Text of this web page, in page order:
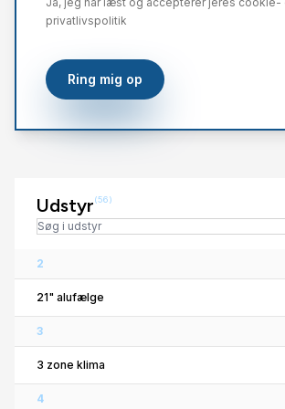
privatlivspolitik
Ring mig op
Udstyr(56)
2
21" alufælge
3
3 zone klima
4